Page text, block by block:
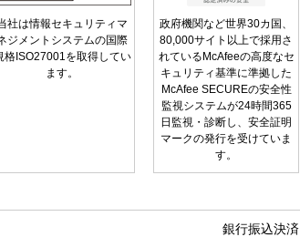
社は情報セキュリティマ
ジメントシステムの国際
格ISO27001を取得してい
ます。
政府機関など世界30カ国、
80,000サイト以上で採用さ
れているMcAfeeの高度なセ
キュリティ基準に準拠した
McAfee SECUREの安全性
監視システムが24時間365
日監視・診断し、安全証明
マークの発行を受けていま
す。
銀行振込決済